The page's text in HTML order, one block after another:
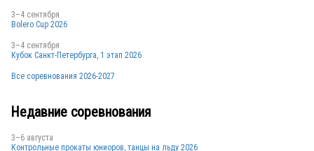
SWE
3–4 сентября
Bolero Cup 2026
3–4 сентября
Кубок Санкт-Петербурга, 1 этап 2026
Все соревнования 2026-2027
Недавние соревнования
3–6 августа
Контрольные прокаты юниоров, танцы на льду 2026